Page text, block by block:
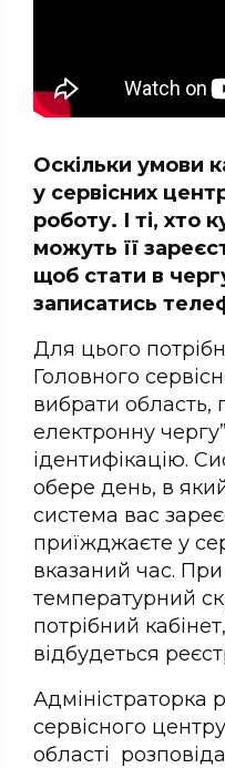
Оскільки умови
у сервісних
роботу. І ті, хто
можуть її
щоб стати в
записатись
Для цього
Головного
вибрати область,
електронну
ідентифікацію.
обере день, в
система вас
приїжджаєте у
вказаний час.
температурний
потрібний
відбудеться
Адміністраторка
сервісного
області